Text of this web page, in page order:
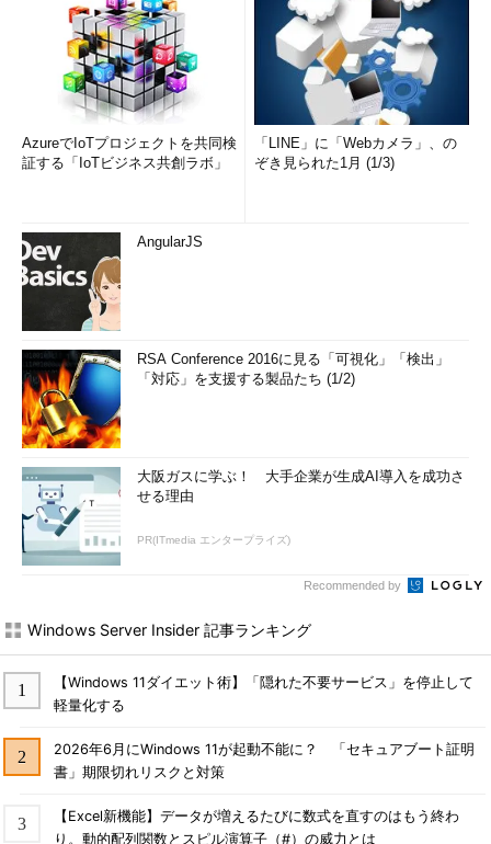
AzureでIoTプロジェクトを共同検
証する「IoTビジネス共創ラボ」
「LINE」に「Webカメラ」、の
ぞき見られた1月 (1/3)
AngularJS
RSA Conference 2016に見る「可視化」「検出」
「対応」を支援する製品たち (1/2)
大阪ガスに学ぶ！ 大手企業が生成AI導入を成功さ
せる理由
PR(ITmedia エンタープライズ)
Recommended by
Windows Server Insider 記事ランキング
【Windows 11ダイエット術】「隠れた不要サービス」を停止して
軽量化する
2026年6月にWindows 11が起動不能に？ 「セキュアブート証明
書」期限切れリスクと対策
【Excel新機能】データが増えるたびに数式を直すのはもう終わ
り。動的配列関数とスピル演算子（#）の威力とは